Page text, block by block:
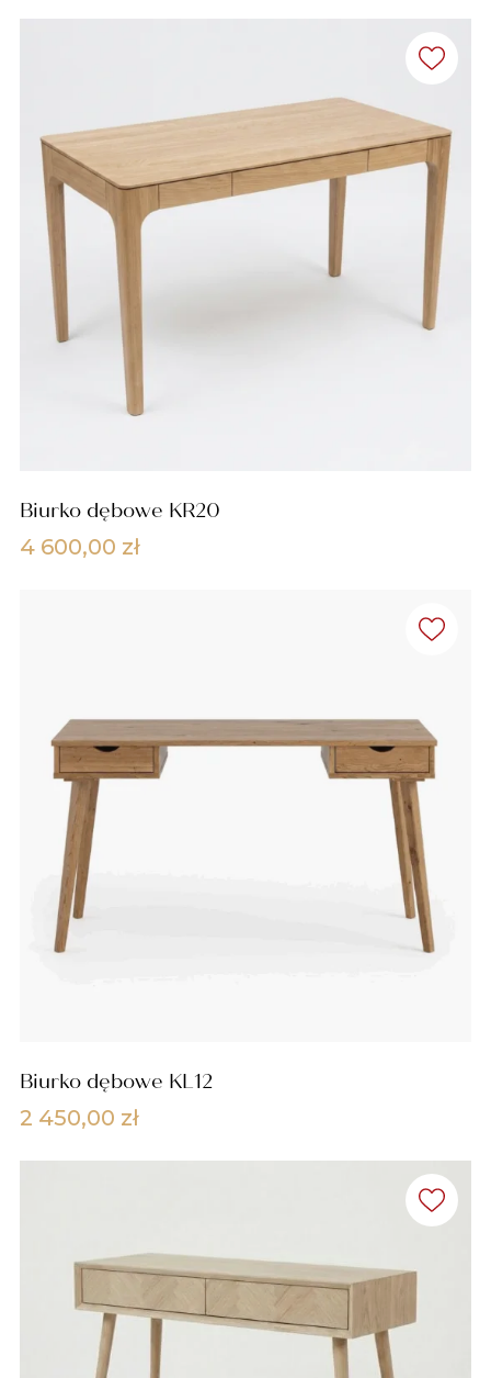
100,00 zł
2
200,00 zł
Biurko dębowe KR20
4 600,00 zł
Biurko dębowe KL12
2 450,00 zł